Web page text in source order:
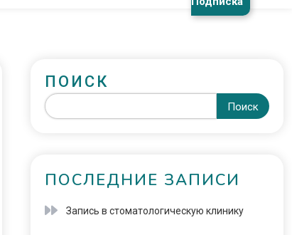
ПОИСК
Поиск
ПОСЛЕДНИЕ ЗАПИСИ
Запись в стоматологическую клинику